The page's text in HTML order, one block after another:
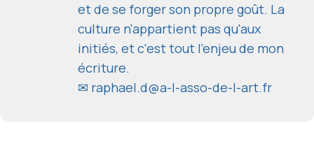
et de se forger son propre goût. La
culture n'appartient pas qu'aux
initiés, et c'est tout l'enjeu de mon
écriture.
✉ raphael.d@a-l-asso-de-l-art.fr